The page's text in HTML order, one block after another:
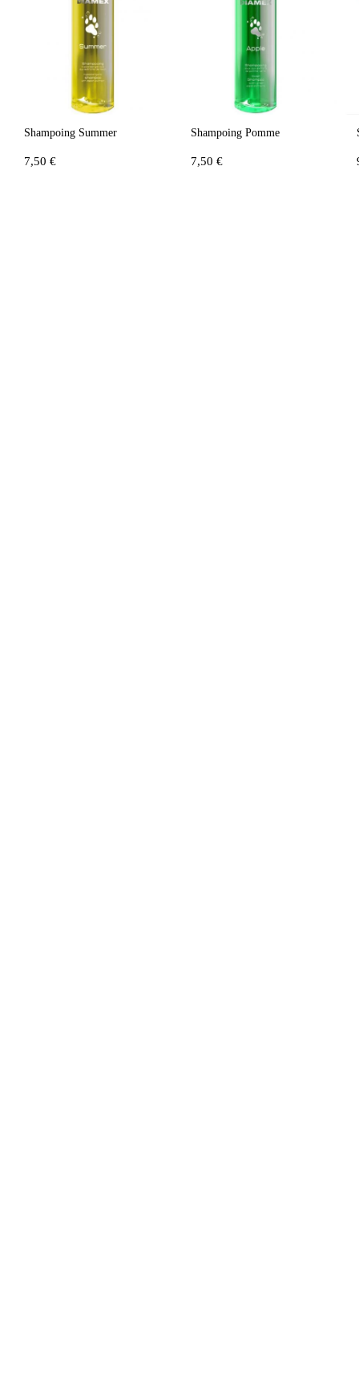
Shampoing Summer
7,50 €
Shampoing Pomme
7,50 €